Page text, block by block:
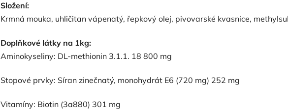
Složení:
Krmná mouka, uhličitan vápenatý, řepkový olej, pivovarské kvasnice,
Doplňkové látky na 1kg:
Aminokyseliny: DL-methionin 3.1.1. 18 800 mg
Stopové prvky: Síran zinečnatý, monohydrát E6 (720 mg) 252 mg
Vitamíny: Biotin (3a880) 301 mg